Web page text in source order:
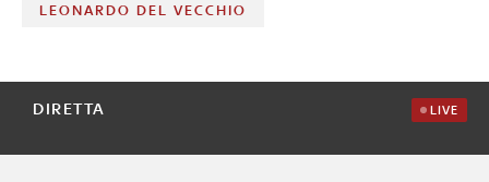
LEONARDO DEL VECCHIO
DIRETTA LIVE